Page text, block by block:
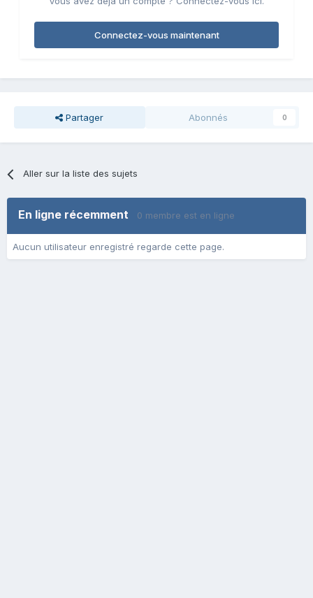
Connectez-vous maintenant
Partager Abonnés 0
Aller sur la liste des sujets
En ligne récemment 0 membre est en ligne
Aucun utilisateur enregistré regarde cette page.